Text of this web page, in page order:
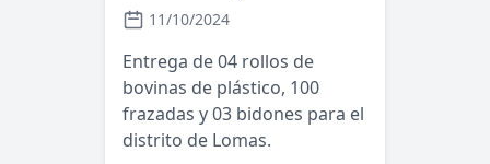
11/10/2024
Entrega de 04 rollos de
bovinas de plástico, 100
frazadas y 03 bidones para el
distrito de Lomas.